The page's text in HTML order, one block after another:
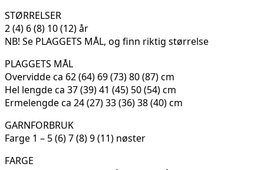
STØRRELSER
2 (4) 6 (8) 10 (12) år
NB! Se PLAGGETS MÅL, og finn riktig størrelse
PLAGGETS MÅL
Overvidde ca 62 (64) 69 (73) 80 (87) cm
Hel lengde ca 37 (39) 41 (45) 50 (54) cm
Ermelengde ca 24 (27) 33 (36) 38 (40) cm
GARNFORBRUK
Farge 1 – 5 (6) 7 (8) 9 (11) nøster
FARGE